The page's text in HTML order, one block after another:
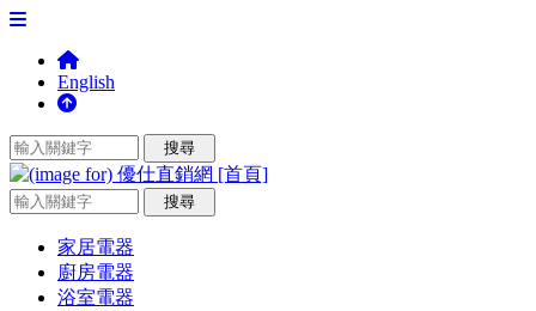
English
家居電器
廚房電器
浴室電器